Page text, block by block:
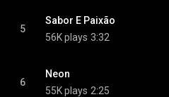
5
Sabor E Paixão
56K plays 3:32
6
Neon
55K plays 2:25